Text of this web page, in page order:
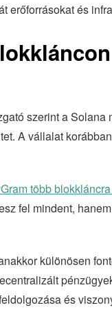
erőforrásokat és
szerint a
A vállalat
több
fel mindent,
különösen
és